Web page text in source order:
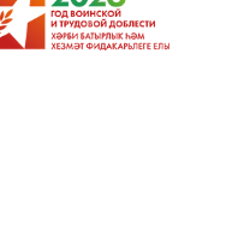
Документы